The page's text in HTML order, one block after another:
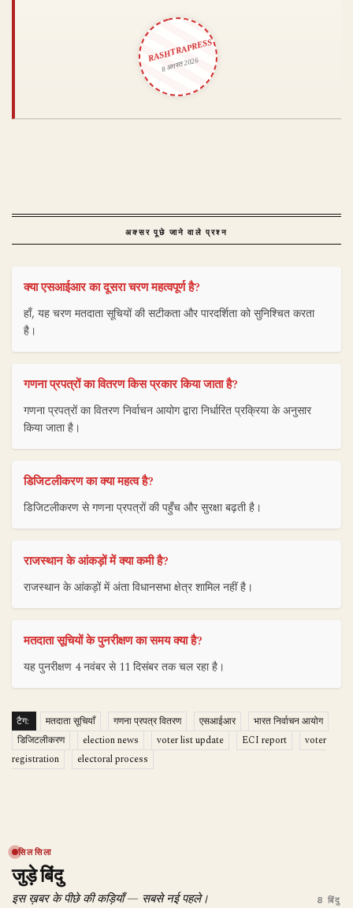
RASHTRAPRESS
8 अगस्त 2026
अक्सर पूछे जाने वाले प्रश्न
क्या एसआईआर का दूसरा चरण महत्वपूर्ण है?
हाँ, यह चरण मतदाता सूचियों की सटीकता और पारदर्शिता को सुनिश्चित करता
है।
गणना प्रपत्रों का वितरण किस प्रकार किया जाता है?
गणना प्रपत्रों का वितरण निर्वाचन आयोग द्वारा निर्धारित प्रक्रिया के अनुसार
किया जाता है।
डिजिटलीकरण का क्या महत्व है?
डिजिटलीकरण से गणना प्रपत्रों की पहुँच और सुरक्षा बढ़ती है।
राजस्थान के आंकड़ों में क्या कमी है?
राजस्थान के आंकड़ों में अंता विधानसभा क्षेत्र शामिल नहीं है।
मतदाता सूचियों के पुनरीक्षण का समय क्या है?
यह पुनरीक्षण 4 नवंबर से 11 दिसंबर तक चल रहा है।
टैग: मतदाता सूचियाँ गणना प्रपत्र वितरण एसआईआर
भारत निर्वाचन आयोग
डिजिटलीकरण
election news voter list update ECI report
voter
registration
electoral process
सिलसिला
जुड़े बिंदु
इस ख़बर के पीछे की कड़ियाँ — सबसे नई पहले। 8 बिंदु